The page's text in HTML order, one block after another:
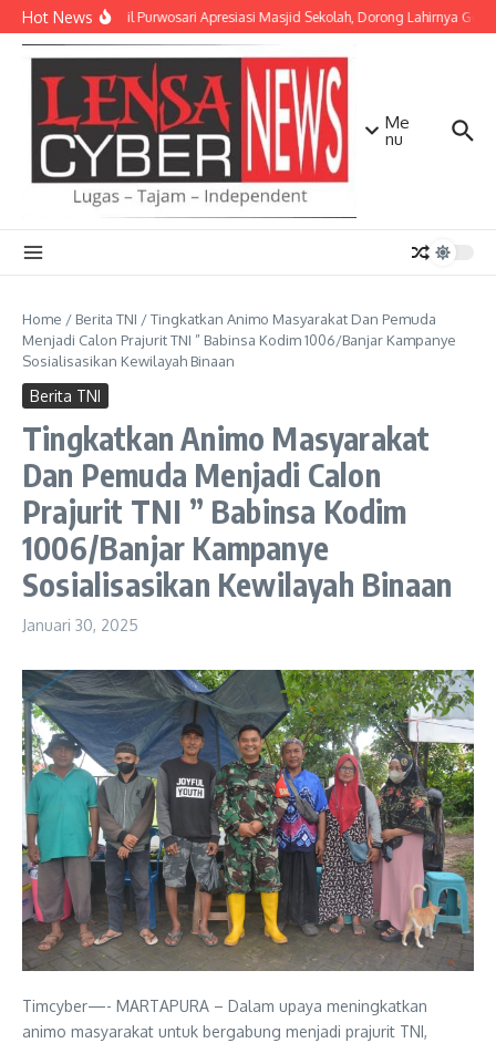
Lewati ke konten
Hot NewsDanramil Purwosari Apresiasi Masjid Sekolah, Dorong Lahirnya
Me
nu
Home / Berita TNI /Tingkatkan Animo Masyarakat Dan Pemuda
Menjadi Calon Prajurit TNI ” Babinsa Kodim 1006/Banjar Kampanye
Sosialisasikan Kewilayah Binaan
Berita TNI
Tingkatkan Animo Masyarakat
Dan Pemuda Menjadi Calon
Prajurit TNI ” Babinsa Kodim
1006/Banjar Kampanye
Sosialisasikan Kewilayah Binaan
Januari 30, 2025
Timcyber—- MARTAPURA – Dalam upaya meningkatkan
animo masyarakat untuk bergabung menjadi prajurit TNI,